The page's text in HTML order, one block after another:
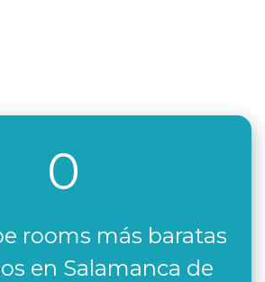
0
rooms más baratas
en Salamanca de